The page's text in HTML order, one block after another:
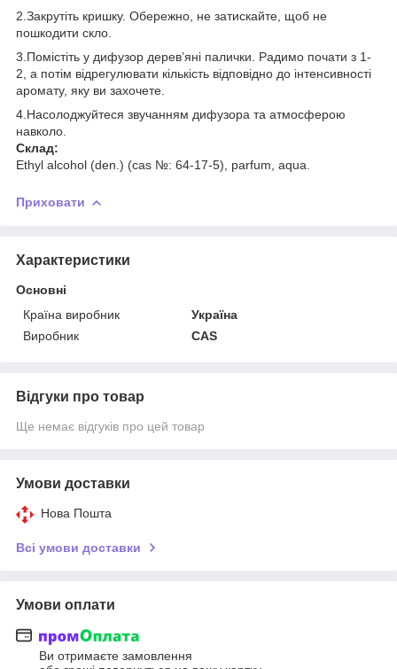
2.Закрутіть кришку. Обережно, не затискайте, щоб не
пошкодити скло.
3.Помістіть у дифузор дерев’яні палички. Радимо почати з 1-
2, а потім відрегулювати кількість відповідно до інтенсивності
аромату, яку ви захочете.
4.Насолоджуйтеся звучанням дифузора та атмосферою
навколо.
Склад:
Ethyl alcohol (den.) (cas №: 64-17-5), parfum, aqua.
Приховати
Характеристики
Основні
Країна виробник
Україна
Виробник
CAS
Відгуки про товар
Ще немає відгуків про цей товар
Умови доставки
Нова Пошта
Всі умови доставки
Умови оплати
Ви отримаєте замовлення